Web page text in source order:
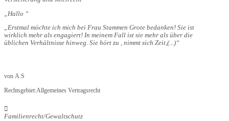
Hallo
Erstmal möchte ich mich bei Frau Stammen Grote bedanken! Sie ist
wirklich mehr als engagiert! In meinem Fall ist sie mehr als über die
üblichen Verhältnisse hinweg. Sie hört zu , nimmt sich Zeit,(...)
von A.S
Rechtsgebiet:Allgemeines Vertragsrecht
Familienrecht/Gewaltschutz